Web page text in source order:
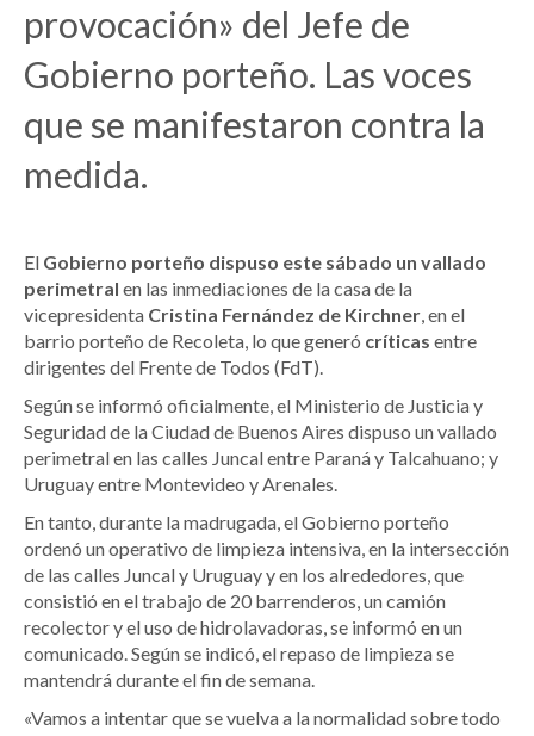
provocación» del Jefe de
Gobierno porteño. Las voces
que se manifestaron contra la
medida.
El Gobierno porteño dispuso este sábado un vallado
perimetral en las inmediaciones de la casa de la
vicepresidenta Cristina Fernández de Kirchner, en el
barrio porteño de Recoleta, lo que generó críticas entre
dirigentes del Frente de Todos (FdT).
Según se informó oficialmente, el Ministerio de Justicia y
Seguridad de la Ciudad de Buenos Aires dispuso un vallado
perimetral en las calles Juncal entre Paraná y Talcahuano; y
Uruguay entre Montevideo y Arenales.
En tanto, durante la madrugada, el Gobierno porteño
ordenó un operativo de limpieza intensiva, en la intersección
de las calles Juncal y Uruguay y en los alrededores, que
consistió en el trabajo de 20 barrenderos, un camión
recolector y el uso de hidrolavadoras, se informó en un
comunicado. Según se indicó, el repaso de limpieza se
mantendrá durante el fin de semana.
«Vamos a intentar que se vuelva a la normalidad sobre todo